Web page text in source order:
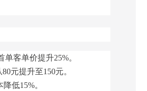
客单价提升25%。
元提升至150元。
低15%。